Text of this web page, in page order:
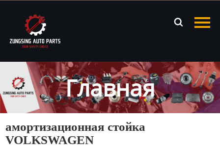

Продукция
Новости
О нас
Контакты
Главная
амортизационная стойка
VOLKSWAGEN